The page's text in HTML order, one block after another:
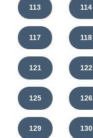
113 114
117 118
121 122
125 126
129 130